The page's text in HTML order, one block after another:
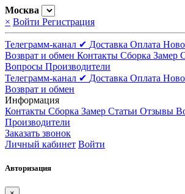
Москва
× Войти Регистрация
Телеграмм-канал ✔ Доставка Оплата
Возврат и обмен Контакты Сборка Замер
Вопросы Производители
Телеграмм-канал ✔ Доставка Оплата
Возврат и обмен
Информация
Контакты Сборка Замер Статьи Отзывы
Производители
Заказать звонок
Личный кабинет Войти
Авторизация